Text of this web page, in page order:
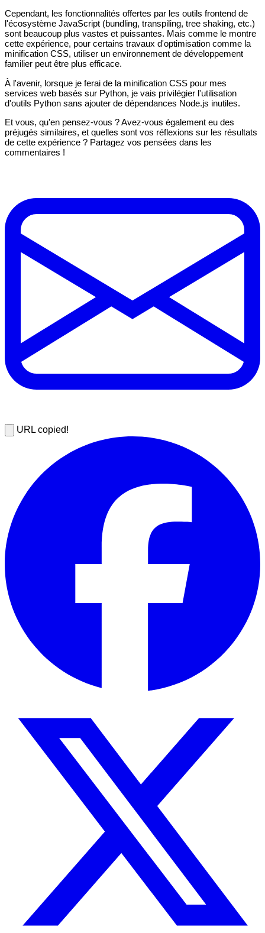
Cependant, les fonctionnalités offertes par les outils frontend de
l'écosystème JavaScript (bundling, transpiling, tree shaking, etc.)
sont beaucoup plus vastes et puissantes. Mais comme le montre
cette expérience, pour certains travaux d'optimisation comme la
minification CSS, utiliser un environnement de développement
familier peut être plus efficace.
À l'avenir, lorsque je ferai de la minification CSS pour mes
services web basés sur Python, je vais privilégier l'utilisation
d'outils Python sans ajouter de dépendances Node.js inutiles.
Et vous, qu'en pensez-vous ? Avez-vous également eu des
préjugés similaires, et quelles sont vos réflexions sur les résultats
de cette expérience ? Partagez vos pensées dans les
commentaires !
URL copied!